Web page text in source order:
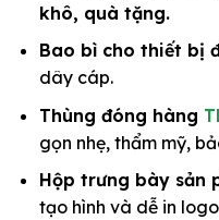
khô, quà tặng.
Bao bì cho thiết bị
dây cáp.
Thùng đóng hàng
gọn nhẹ, thẩm mỹ,
Hộp trưng bày sản
tạo hình và dễ in